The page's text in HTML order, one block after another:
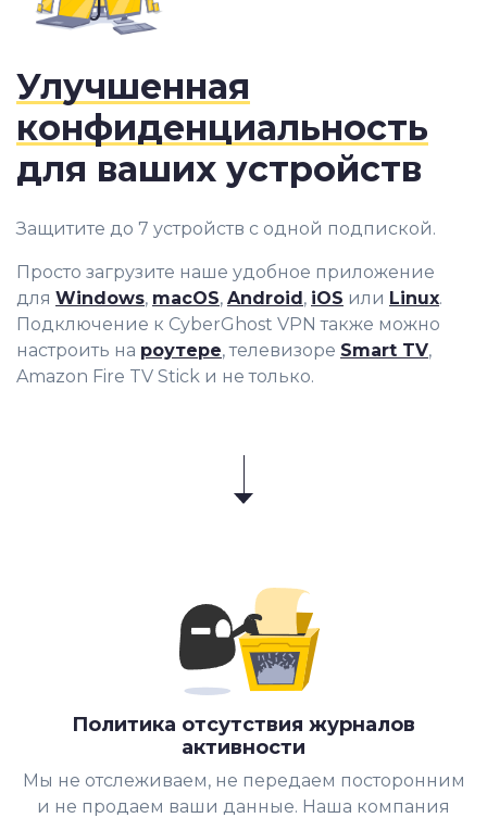
Защитите до 7 устройств с одной подпиской.
Просто загрузите наше удобное приложение
для Windows, macOS, Android, iOS или Linux.
Подключение к CyberGhost VPN также можно
настроить на роутере, телевизоре Smart TV,
Amazon Fire TV Stick и не только.
Улучшенная
конфиденциальность
для ваших устройств
Политика отсутствия журналов
активности
Мы не отслеживаем, не передаем посторонним
и не продаем ваши данные. Наша компания